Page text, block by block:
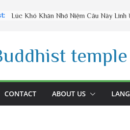
temple
CONTACT ABOUT US LANG